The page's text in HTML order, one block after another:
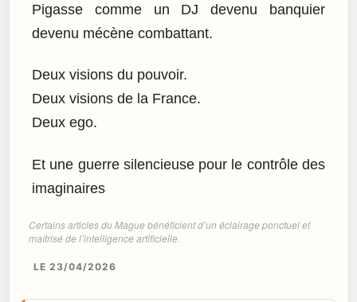
Pigasse comme un DJ devenu banquier
devenu mécène combattant.
Deux visions du pouvoir.
Deux visions de la France.
Deux ego.
Et une guerre silencieuse pour le contrôle des
imaginaires
Certains articles du Mague bénéficient d’un éclairage ponctuel et
maîtrisé de l’intelligence artificielle.
LE 23/04/2026